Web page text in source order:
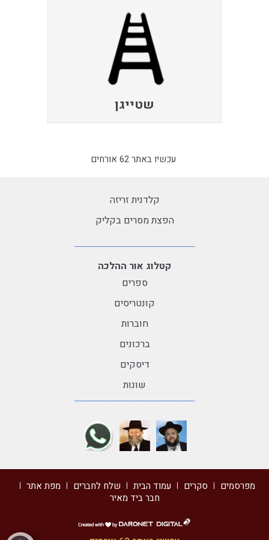
שטייגן
עכשיו באתר 62 אורחים
קלדנית זריזה
הפצת מסרים בקליק
קטלוג אור ההלכה
ספרים
קונטריסים
חוברות
ברכונים
דיסקים
שונות
מפרסמים סקרים עמוד הבית שלח לחברים
מפת אתר
חבר ביד מאיר
דרונט
דיגיטל